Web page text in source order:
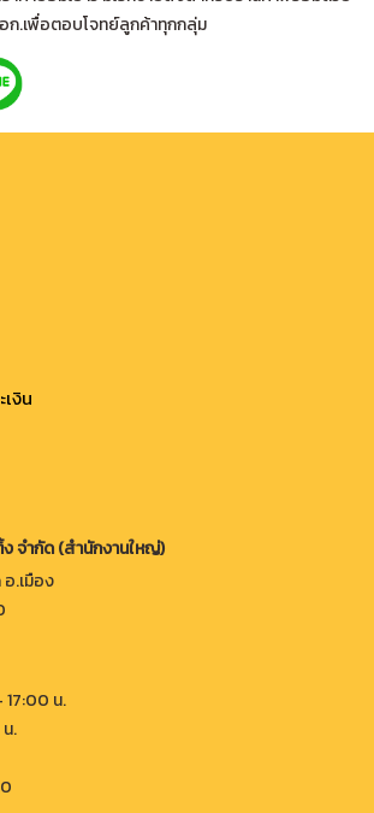
ก.เพื่อตอบโจทย์ลูกค้าทุกกลุ่ม
งิน
จำกัด (สำนักงานใหญ่)
.เมือง
น.
.